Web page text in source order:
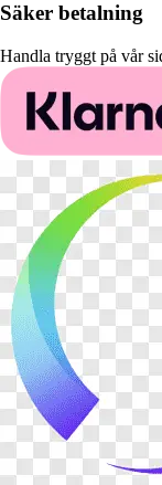
Säker betalning
Handla tryggt på vår